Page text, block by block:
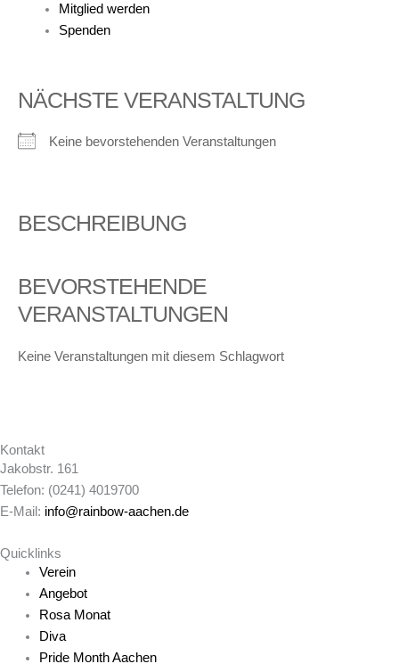
Mitglied werden
Spenden
NÄCHSTE VERANSTALTUNG
Keine bevorstehenden Veranstaltungen
BESCHREIBUNG
BEVORSTEHENDE
VERANSTALTUNGEN
Keine Veranstaltungen mit diesem Schlagwort
Kontakt
Jakobstr. 161
Telefon: (0241) 4019700
E-Mail: info@rainbow-aachen.de
Quicklinks
Verein
Angebot
Rosa Monat
Diva
Pride Month Aachen